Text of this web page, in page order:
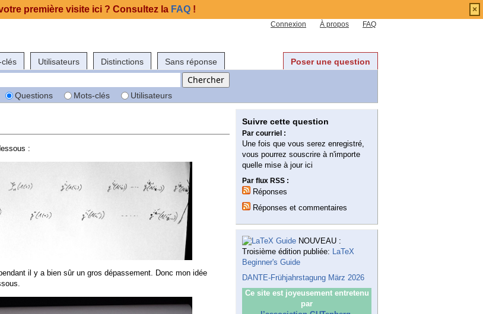
Connexion À propos FAQ
clés Utilisateurs Distinctions Sans réponse Poser une question
Questions Mots-clés Utilisateurs
:
il y a bien sûr un gros dépassement. Donc mon idée
Suivre cette question
Par courriel :
Une fois que vous serez enregistré,
vous pourrez souscrire à n'importe
quelle mise à jour ici
Par flux RSS :
Réponses
Réponses et commentaires
NOUVEAU :
Troisième édition publiée: LaTeX
Beginner's Guide
DANTE-Frühjahrstagung März 2026
Ce site est joyeusement entretenu
par
première visite ici ? Consultez la FAQ ! ×